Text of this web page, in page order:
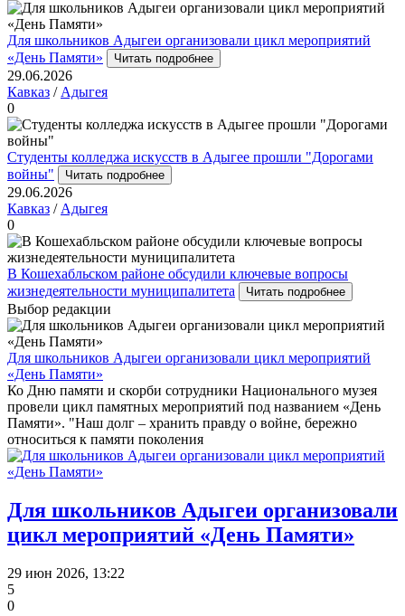
Для школьников Адыгеи организовали цикл мероприятий
«День Памяти»
Читать подробнее
29.06.2026
Кавказ / Адыгея
0
Студенты колледжа искусств в Адыгее прошли "Дорогами
войны"
Читать подробнее
29.06.2026
Кавказ / Адыгея
0
В Кошехабльском районе обсудили ключевые вопросы
жизнедеятельности муниципалитета
Читать подробнее
Выбор редакции
Для школьников Адыгеи организовали цикл мероприятий
«День Памяти»
Ко Дню памяти и скорби сотрудники Национального музея
провели цикл памятных мероприятий под названием «День
Памяти». "Наш долг – хранить правду о войне, бережно
относиться к памяти поколения
Для школьников Адыгеи организовали
цикл мероприятий «День Памяти»
29 июн 2026, 13:22
5
0